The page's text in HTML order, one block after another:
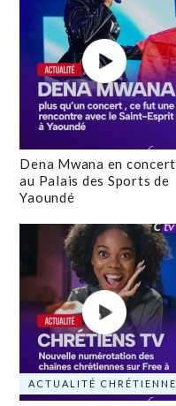
Dena Mwana en concert
au Palais des Sports de
Yaoundé
ACTUALITÉ CHRÉTIENNE